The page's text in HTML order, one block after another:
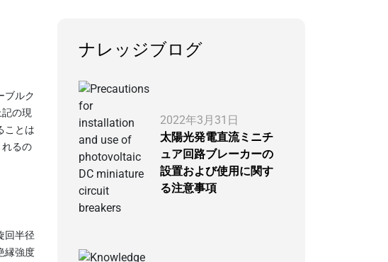
ブルク
の現
ことは
るの
回半径
縁強度
ナレッジブログ
2022年3月31日
太陽光発電直流ミニチ
ュア回路ブレーカーの
設置および使用に関す
る注意事項